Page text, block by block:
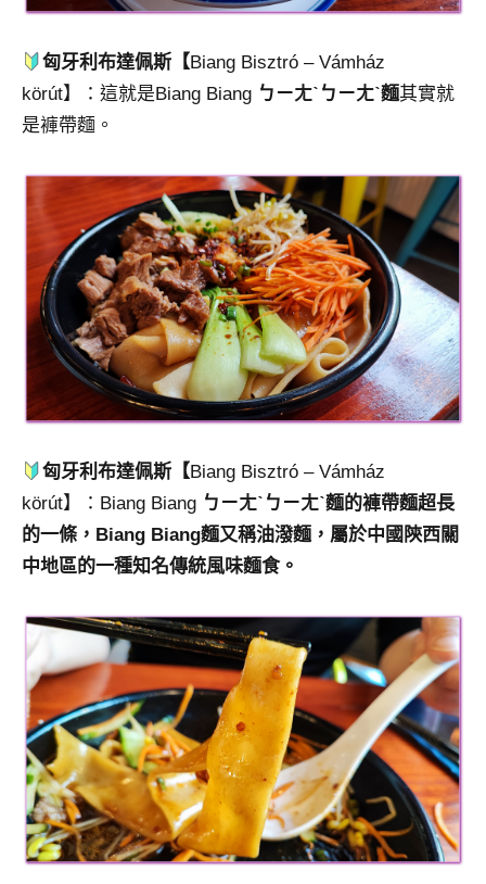
匈牙利布達佩斯【Biang Bisztró – Vámház
körút】：這就是Biang Biang ㄅㄧㄤˋㄅㄧㄤˋ麵其實就
是褲帶麵。
匈牙利布達佩斯【Biang Bisztró – Vámház
körút】：Biang Biang ㄅㄧㄤˋㄅㄧㄤˋ麵的褲帶麵超長
的一條，Biang Biang麵又稱油潑麵，屬於中國陝西關
中地區的一種知名傳統風味麵食。